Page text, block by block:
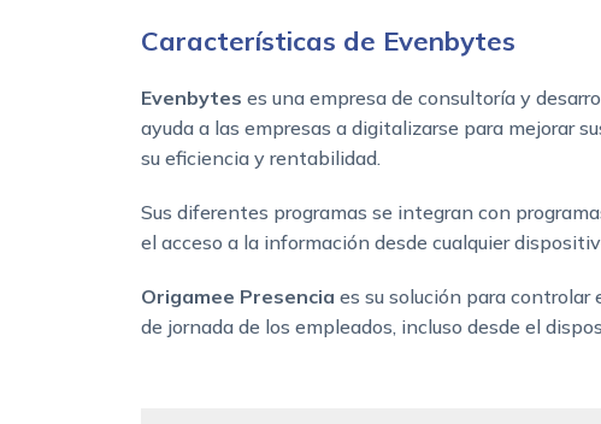
Características de Evenbytes
Evenbytes es una empresa de consultoría y
ayuda a las empresas a digitalizarse para mejorar
su eficiencia y rentabilidad.
Sus diferentes programas se integran con
el acceso a la información desde cualquier
Origamee Presencia es su solución para controlar
de jornada de los empleados, incluso desde el